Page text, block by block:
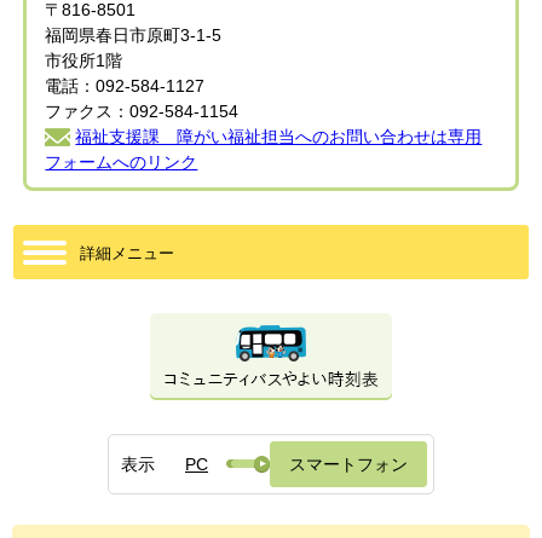
〒816-8501
福岡県春日市原町3-1-5
市役所1階
電話：092-584-1127
ファクス：092-584-1154
福祉支援課 障がい福祉担当へのお問い合わせは専用
フォームへのリンク
詳細メニュー
表示 PC スマートフォン